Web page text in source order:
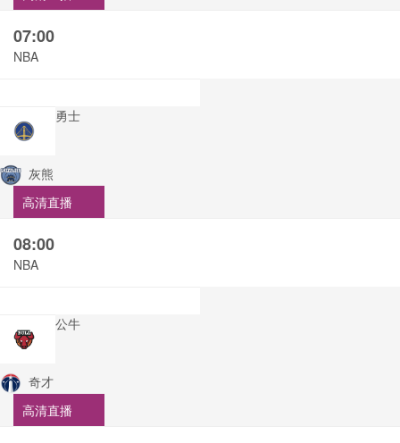
07:00
NBA
勇士
灰熊
高清直播
08:00
NBA
公牛
奇才
高清直播